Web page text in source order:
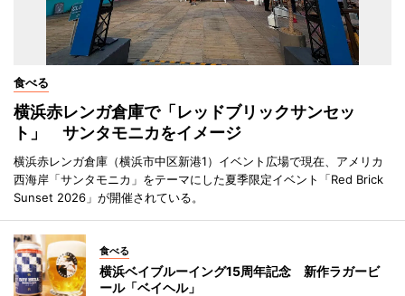
食べる
横浜赤レンガ倉庫で「レッドブリックサンセッ
ト」 サンタモニカをイメージ
横浜赤レンガ倉庫（横浜市中区新港1）イベント広場で現在、アメリカ
西海岸「サンタモニカ」をテーマにした夏季限定イベント「Red Brick
Sunset 2026」が開催されている。
食べる
横浜ベイブルーイング15周年記念 新作ラガービ
ール「ベイヘル」